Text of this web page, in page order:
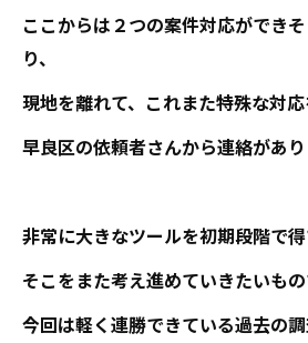
ここからは２つの案件対応ができ
り、
現地を離れて、これまた特殊な対
早良区の依頼者さんから連絡があり
非常に大きなツールを初期段階で
そこをまた考え進めていきたいもの
今回は軽く連勝できている過去の